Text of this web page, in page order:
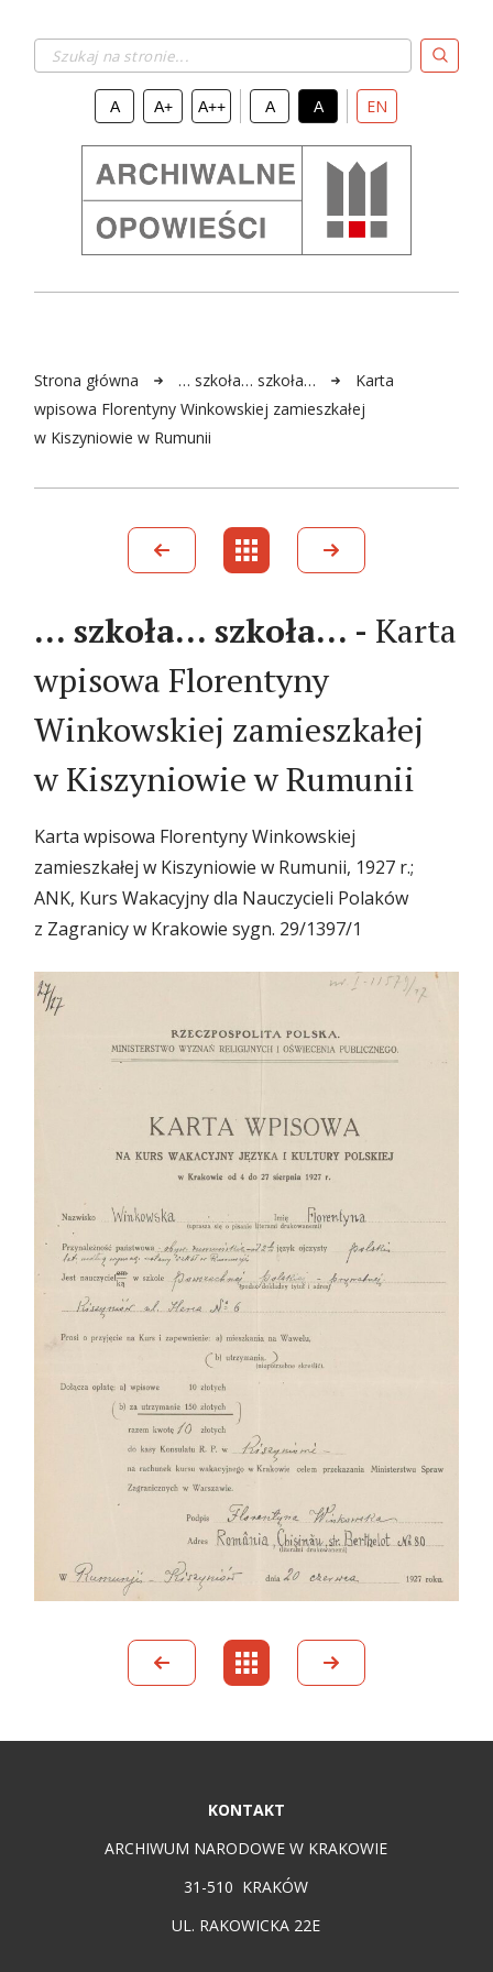
A A+ A++ A A EN
Strona główna … szkoła… szkoła…
Karta
wpisowa Florentyny Winkowskiej zamieszkałej
w Kiszyniowie w Rumunii
… szkoła… szkoła… - Karta
wpisowa Florentyny
Winkowskiej zamieszkałej
w Kiszyniowie w Rumunii
Karta wpisowa Florentyny Winkowskiej
zamieszkałej w Kiszyniowie w Rumunii, 1927 r.;
ANK, Kurs Wakacyjny dla Nauczycieli Polaków
z Zagranicy w Krakowie sygn. 29/1397/1
KONTAKT
ARCHIWUM NARODOWE W KRAKOWIE
31-510 KRAKÓW
UL. RAKOWICKA 22E